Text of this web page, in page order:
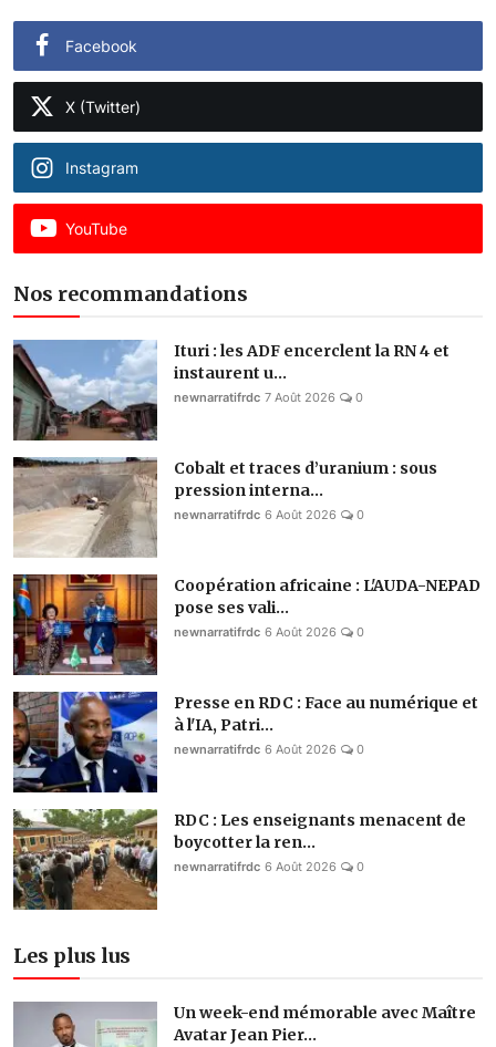
Facebook
X (Twitter)
Instagram
YouTube
Nos recommandations
Ituri : les ADF encerclent la RN 4 et
instaurent u...
newnarratifrdc 7 Août 2026 0
Cobalt et traces d’uranium : sous
pression interna...
newnarratifrdc 6 Août 2026 0
Coopération africaine : L'AUDA-NEPAD
pose ses vali...
newnarratifrdc 6 Août 2026 0
Presse en RDC : Face au numérique et
à l'IA, Patri...
newnarratifrdc 6 Août 2026 0
RDC : Les enseignants menacent de
boycotter la ren...
newnarratifrdc 6 Août 2026 0
Les plus lus
Un week-end mémorable avec Maître
Avatar Jean Pier...